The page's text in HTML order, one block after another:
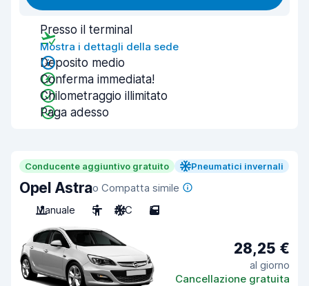
Presso il terminal
Mostra i dettagli della sede
Deposito medio
Conferma immediata!
Chilometraggio illimitato
Paga adesso
Conducente aggiuntivo gratuito Pneumatici invernali
Opel Astrao Compatta simile
Manuale
5 A/C 5
28,25 €
al giorno
Cancellazione gratuita